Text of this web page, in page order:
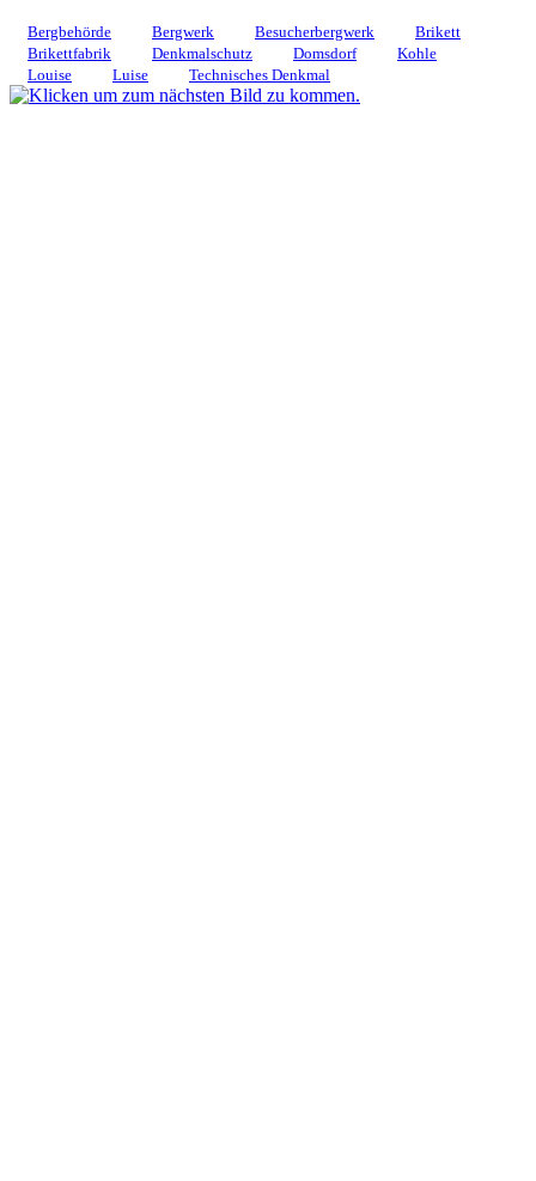
Bergbehörde Bergwerk Besucherbergwerk
Brikett
Brikettfabrik
Denkmalschutz Domsdorf
Kohle
Louise
Luise Technisches Denkmal